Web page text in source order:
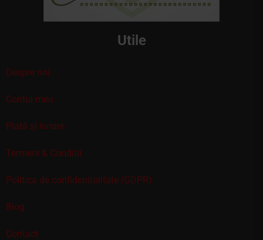
Utile
Despre noi
Contul meu
Plată și livrare
Termeni & Conditii
Politica de confidenţialitate (GDPR)
Blog
Contact